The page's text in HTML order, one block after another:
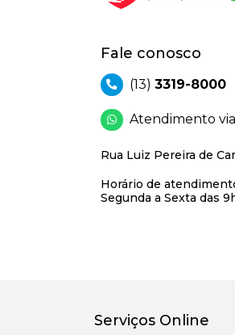
Fale conosco
(13) 3319-8000
Atendimento
Rua Luiz Pereira de
Horário de
Segunda a Sexta das
Serviços Online